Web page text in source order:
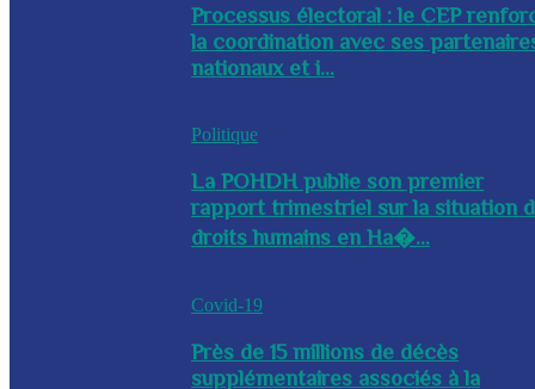
Processus électoral : le CEP
la coordination avec ses
nationaux et i...
Politique
La POHDH publie son premier
rapport trimestriel sur la situation
droits humains en Ha�...
Covid-19
Près de 15 millions de décès
supplémentaires associés à la